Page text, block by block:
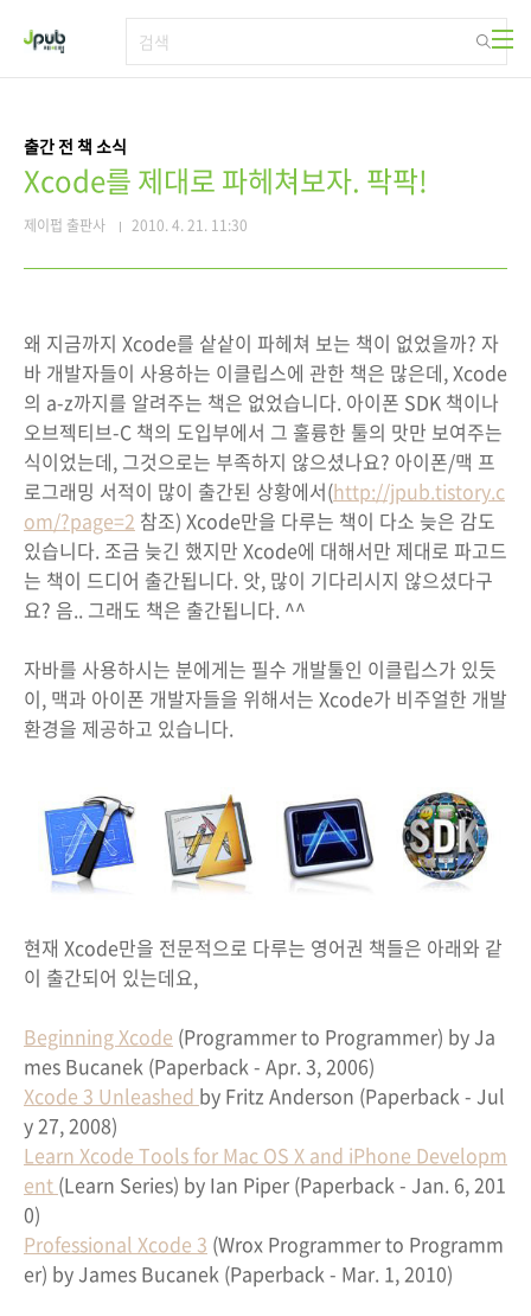
출간 전 책 소식
Xcode를 제대로 파헤쳐보자. 팍팍!
제이펍 출판사 2010. 4. 21. 11:30
왜 지금까지 Xcode를 샅샅이 파헤쳐 보는 책이 없었을까? 자
바 개발자들이 사용하는 이클립스에 관한 책은 많은데, Xcode
의 a-z까지를 알려주는 책은 없었습니다. 아이폰 SDK 책이나
오브젝티브-C 책의 도입부에서 그 훌륭한 툴의 맛만 보여주는
식이었는데, 그것으로는 부족하지 않으셨나요? 아이폰/맥 프
로그래밍 서적이 많이 출간된 상황에서(http://jpub.tistory.c
om/?page=2 참조) Xcode만을 다루는 책이 다소 늦은 감도
있습니다. 조금 늦긴 했지만 Xcode에 대해서만 제대로 파고드
는 책이 드디어 출간됩니다. 앗, 많이 기다리시지 않으셨다구
요? 음.. 그래도 책은 출간됩니다. ^^
자바를 사용하시는 분에게는 필수 개발툴인 이클립스가 있듯
이, 맥과 아이폰 개발자들을 위해서는 Xcode가 비주얼한 개발
환경을 제공하고 있습니다.
현재 Xcode만을 전문적으로 다루는 영어권 책들은 아래와 같
이 출간되어 있는데요,
Beginning Xcode (Programmer to Programmer) by Ja
mes Bucanek (Paperback - Apr. 3, 2006)
Xcode 3 Unleashed by Fritz Anderson (Paperback - Jul
y 27, 2008)
Learn Xcode Tools for Mac OS X and iPhone Developm
ent (Learn Series) by Ian Piper (Paperback - Jan. 6, 201
0)
Professional Xcode 3 (Wrox Programmer to Programm
er) by James Bucanek (Paperback - Mar. 1, 2010)